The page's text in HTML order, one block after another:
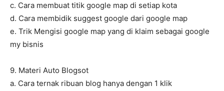
c. Cara membuat titik google map di setiap kota
d. Cara membidik suggest google dari google map
e. Trik Mengisi google map yang di klaim sebagai google
my bisnis
9. Materi Auto Blogsot
a. Cara ternak ribuan blog hanya dengan 1 klik